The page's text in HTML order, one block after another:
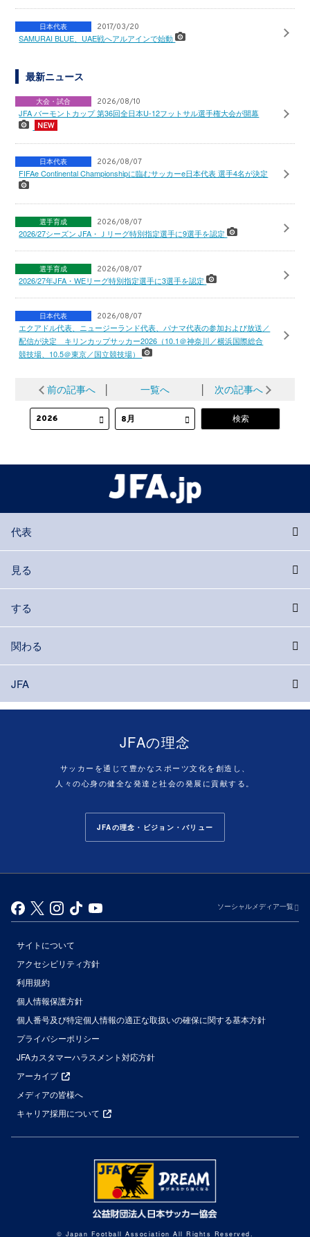
日本代表 2017/03/20
SAMURAI BLUE、UAE戦へアルアインで始動
最新ニュース
大会・試合 2026/08/10
JFA バーモントカップ 第36回全日本U-12フットサル選手権大会が開幕
日本代表 2026/08/07
FIFAe Continental Championshipに臨むサッカーe日本代表 選手4名が決定
選手育成 2026/08/07
2026/27シーズン JFA・Ｊリーグ特別指定選手に9選手を認定
選手育成 2026/08/07
2026/27年JFA・WEリーグ特別指定選手に3選手を認定
日本代表 2026/08/07
エクアドル代表、ニュージーランド代表、パナマ代表の参加および放送／
配信が決定 キリンカップサッカー2026（10.1＠神奈川／横浜国際総合
競技場、10.5＠東京／国立競技場）
前の記事へ 一覧へ 次の記事へ
代表
見る
する
関わる
JFA
JFAの理念
サッカーを通じて豊かなスポーツ文化を創造し、
人々の心身の健全な発達と社会の発展に貢献する。
JFAの理念・ビジョン・バリュー
ソーシャルメディア一覧
サイトについて
アクセシビリティ方針
利用規約
個人情報保護方針
個人番号及び特定個人情報の適正な取扱いの確保に関する基本方針
プライバシーポリシー
JFAカスタマーハラスメント対応方針
アーカイブ
メディアの皆様へ
キャリア採用について
© Japan Football Association All Rights Reserved.